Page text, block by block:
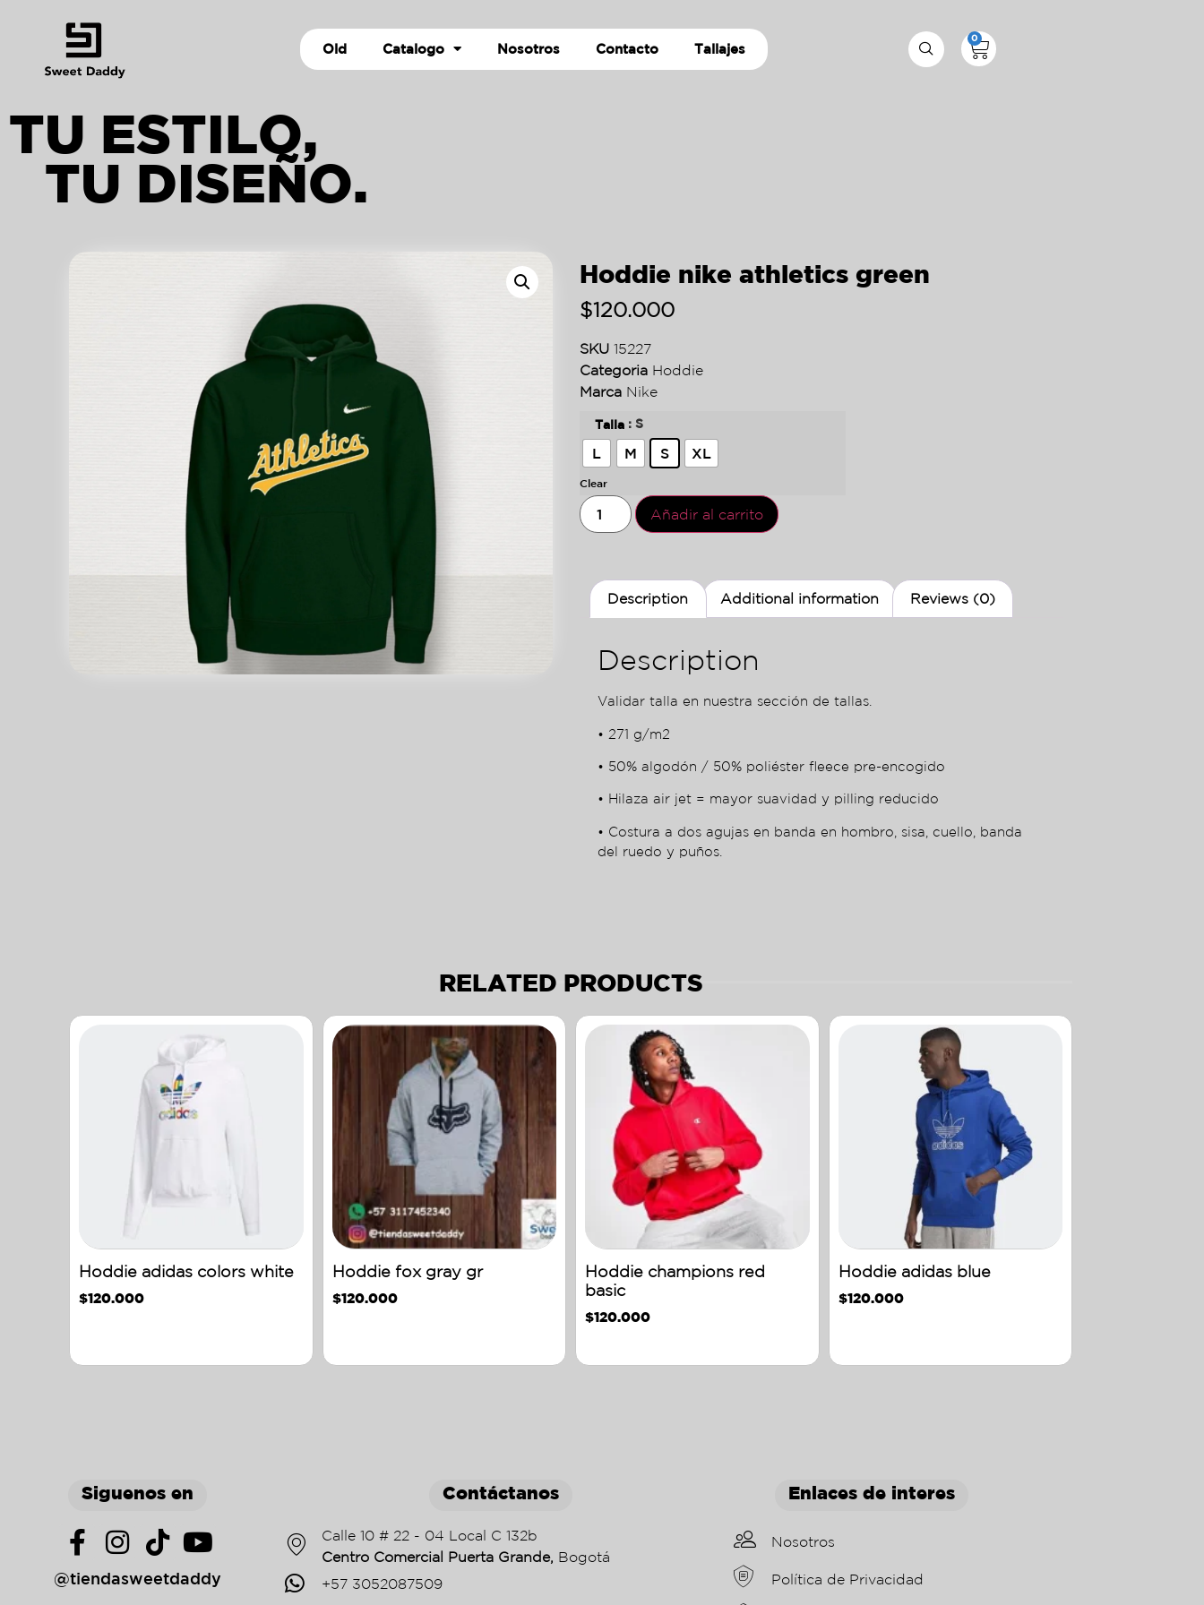
Old Catalogo Nosotros Contacto Tallajes
0
TU ESTILO,
TU DISEÑO.
Hoddie nike athletics green
$120.000
SKU15227
Categoria Hoddie
Marca Nike
Talla : S
L M S XL
Clear
Añadir al carrito
Description Additional information Reviews (0)
Description
Validar talla en nuestra sección de tallas.
• 271 g/m2
• 50% algodón / 50% poliéster fleece pre-encogido
• Hilaza air jet = mayor suavidad y pilling reducido
• Costura a dos agujas en banda en hombro, sisa, cuello, banda
del ruedo y puños.
RELATED PRODUCTS
Hoddie adidas colors white
$120.000
Hoddie fox gray gr
$120.000
Hoddie champions red
basic
$120.000
Hoddie adidas blue
$120.000
Siguenos en
@tiendasweetdaddy
Contáctanos
Calle 10 # 22 - 04 Local C 132b
Centro Comercial Puerta Grande, Bogotá
+57 3052087509
Enlaces de interes
Nosotros
Política de Privacidad